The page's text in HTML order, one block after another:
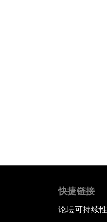
快捷链接
论坛可持续性